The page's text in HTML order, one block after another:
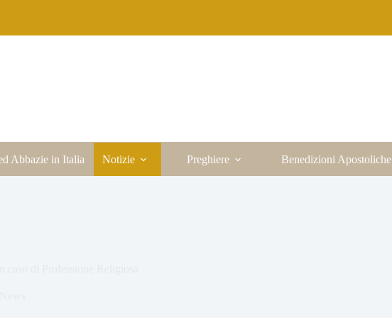
Abbazie in Italia Notizie Preghiere Benedizioni Apostoliche